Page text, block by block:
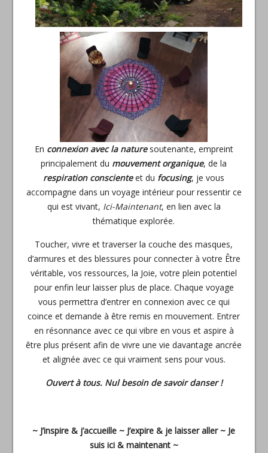
En connexion avec la naturesoutenante, empreint
principalement du mouvement organique, de la
respiration conscienteet du focusing, je vous
accompagne dans un voyage intérieur pour ressentir ce
qui est vivant, Ici-Maintenant, en lien avec la
thématique explorée.
Toucher, vivre et traverser la couche des masques,
d’armures et des blessures pour connecter à votre Être
véritable, vos ressources, la Joie, votre plein potentiel
pour enfin leur laisser plus de place. Chaque voyage
vous permettra d’entrer en connexion avec ce qui
coince et demande à être remis en mouvement. Entrer
en résonnance avec ce qui vibre en vous et aspire à
être plus présent afin de vivre une vie davantage ancrée
et alignée avec ce qui vraiment sens pour vous.
Ouvert à tous. Nul besoin de savoir danser !
~ J’inspire & j’accueille ~ J’expire & je laisser aller ~ Je
suis ici & maintenant ~